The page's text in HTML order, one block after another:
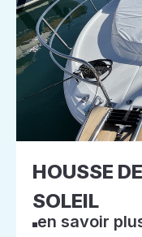
HOUSSE
SOLEIL
en savoir